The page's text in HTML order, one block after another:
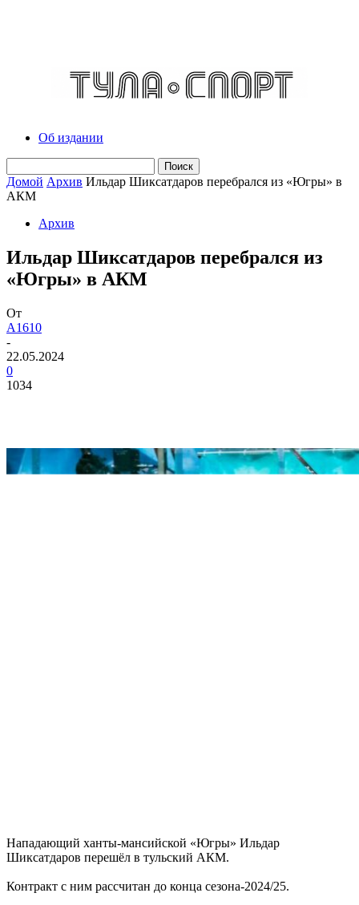
Об издании
Домой Архив Ильдар Шиксатдаров перебрался из «Югры» в
АКМ
Архив
Ильдар Шиксатдаров перебрался из
«Югры» в АКМ
От
A1610
-
22.05.2024
0
1034
Нападающий ханты-мансийской «Югры» Ильдар
Шиксатдаров перешёл в тульский АКМ.
Контракт с ним рассчитан до конца сезона-2024/25.